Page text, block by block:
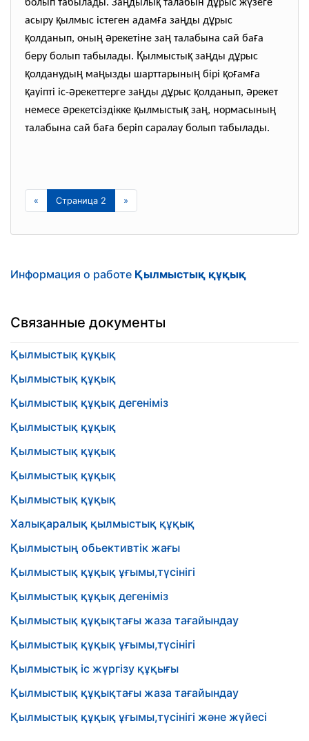
болып табылады. За
дылы талабын д рыс ж зеге
асыру қылмыс істеген адамға заңды дұрыс
қолданып, оның әрекетіне заң талабына сай баға
беру болып табылады. Қылмыстық заңды дұрыс
қолданудың маңызды шарттарының бірі қоғамға
қауіпті іс-әрекеттерге заңды дұрыс қолданып, әрекет
немесе әрекетсіздікке қылмыстық заң, нормасының
талабына сай баға беріп саралау болып табылады.
« Страница 2 »
Информация о работе Қылмыстық құқық
Связанные документы
Қылмыстық құқық
Қылмыстық құқық
Қылмыстық құқық дегеніміз
Қылмыстық құқық
Қылмыстық құқық
Қылмыстық құқық
Қылмыстық құқық
Халықаралық қылмыстық құқық
Қылмыстың обьективтік жағы
Қылмыстық құқық ұғымы,түсінігі
Қылмыстық құқық дегеніміз
Қылмыстық құқықтағы жаза тағайындау
Қылмыстық құқық ұғымы,түсінігі
Қылмыстық іс жүргізу құқығы
Қылмыстық құқықтағы жаза тағайындау
Қылмыстық құқық ұғымы,түсінігі және жүйесі